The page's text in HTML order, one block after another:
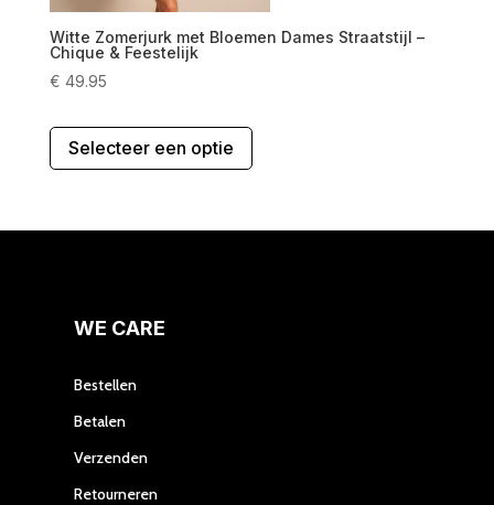
Witte Zomerjurk met Bloemen Dames Straatstijl –
Chique & Feestelijk
€ 49.95
Selecteer een optie
heeft
WE CARE
Bestellen
Betalen
Verzenden
Retourneren